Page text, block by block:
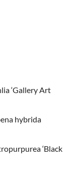
‘Gallery Art
hybrida
‘Black